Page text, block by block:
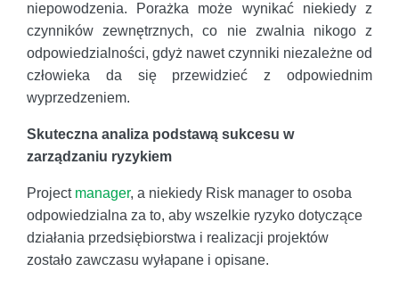
niepowodzenia. Porażka może wynikać niekiedy z
czynników zewnętrznych, co nie zwalnia nikogo z
odpowiedzialności, gdyż nawet czynniki niezależne od
człowieka da się przewidzieć z odpowiednim
wyprzedzeniem.
Skuteczna analiza podstawą sukcesu w
zarządzaniu ryzykiem
Project manager, a niekiedy Risk manager to osoba
odpowiedzialna za to, aby wszelkie ryzyko dotyczące
działania przedsiębiorstwa i realizacji projektów
zostało zawczasu wyłapane i opisane.